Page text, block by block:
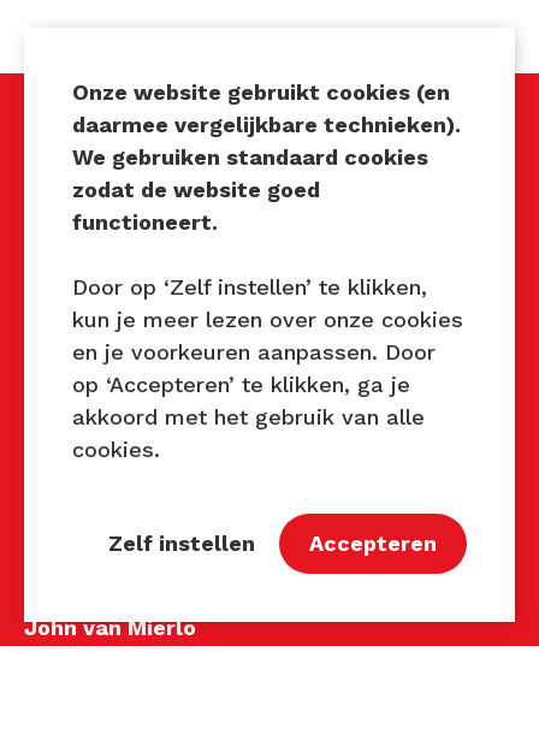
Techniek Tastbaar
Mocht u interesse hebben om
te organiseren of heeft u
vragen over dit evenement,
neem dan contact met ons op
via de gegevens.
Privacy Beleid
John van Mierlo
Onze website gebruikt cookies (en
daarmee vergelijkbare technieken).
We gebruiken standaard cookies
zodat de website goed
functioneert.
Door op ‘Zelf instellen’ te klikken,
kun je meer lezen over onze cookies
en je voorkeuren aanpassen. Door
op ‘Accepteren’ te klikken, ga je
akkoord met het gebruik van alle
cookies.
Zelf instellen Accepteren